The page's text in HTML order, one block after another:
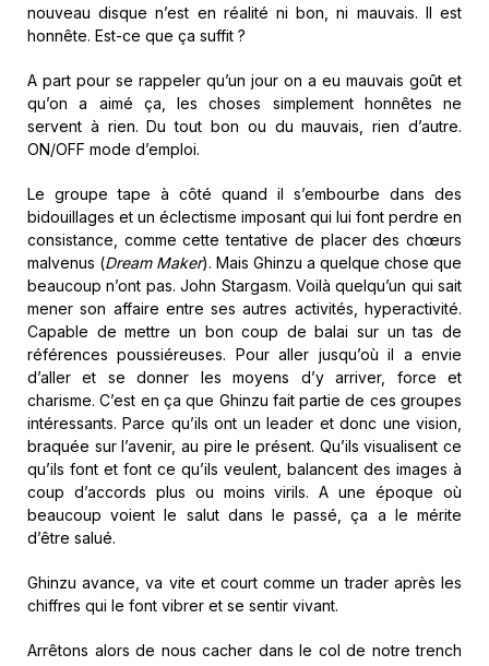
nouveau disque n’est en réalité ni bon, ni mauvais. Il est
honnête. Est-ce que ça suffit ?
A part pour se rappeler qu’un jour on a eu mauvais goût et
qu’on a aimé ça, les choses simplement honnêtes ne
servent à rien. Du tout bon ou du mauvais, rien d’autre.
ON/OFF mode d’emploi.
Le groupe tape à côté quand il s’embourbe dans des
bidouillages et un éclectisme imposant qui lui font perdre en
consistance, comme cette tentative de placer des chœurs
malvenus (Dream Maker). Mais Ghinzu a quelque chose que
beaucoup n’ont pas. John Stargasm. Voilà quelqu’un qui sait
mener son affaire entre ses autres activités, hyperactivité.
Capable de mettre un bon coup de balai sur un tas de
références poussiéreuses. Pour aller jusqu’où il a envie
d’aller et se donner les moyens d’y arriver, force et
charisme. C’est en ça que Ghinzu fait partie de ces groupes
intéressants. Parce qu’ils ont un leader et donc une vision,
braquée sur l’avenir, au pire le présent. Qu’ils visualisent ce
qu’ils font et font ce qu’ils veulent, balancent des images à
coup d’accords plus ou moins virils. A une époque où
beaucoup voient le salut dans le passé, ça a le mérite
d’être salué.
Ghinzu avance, va vite et court comme un trader après les
chiffres qui le font vibrer et se sentir vivant.
Arrêtons alors de nous cacher dans le col de notre trench